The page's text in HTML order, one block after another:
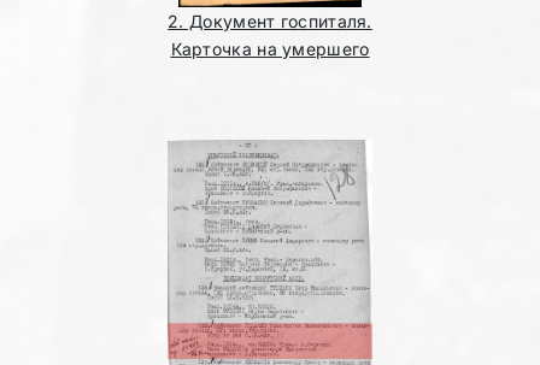
2. Документ госпиталя.
Карточка на умершего